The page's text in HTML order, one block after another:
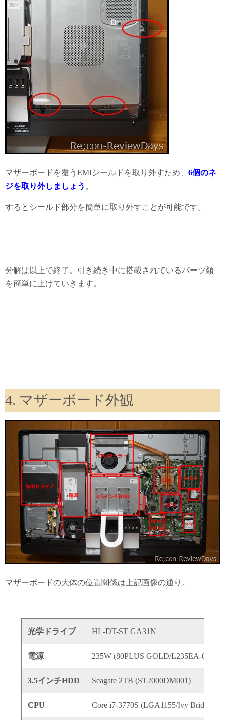
マザーボードを覆うEMIシールドを取り外すため、 6個のネ
ジを取り外しましょう 。
するとシールド部分を簡単に取り外すことが可能です。
分解は以上で終了。引き続き中に搭載されているパーツ類
を簡単に上げていきます。
4. マザーボード外観
マザーボードの大体の位置関係は上記画像の通り。
光学ドライブ HL-DT-ST GA31N
電源 235W (80PLUS GOLD/L235EA-00)
3.5インチHDD Seagate 2TB (ST2000DM001)
CPU Core i7-3770S (LGA1155/Ivy Bridge)